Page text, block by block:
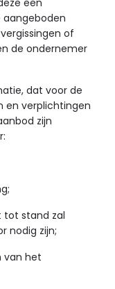
een
aangeboden
of
de ondernemer
dat voor de
en verplichtingen
zijn
stand zal
nodig zijn;
van het